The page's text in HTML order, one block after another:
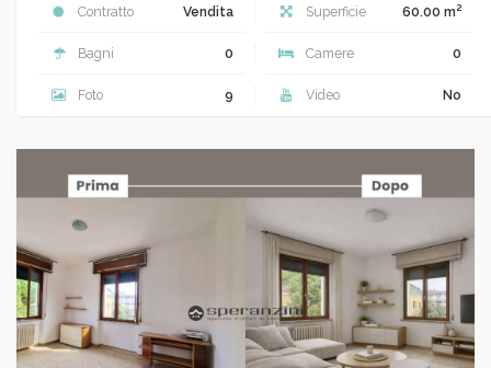
Contratto Vendita Superficie 60.00 m2
Bagni 0 Camere 0
Foto 9 Video No